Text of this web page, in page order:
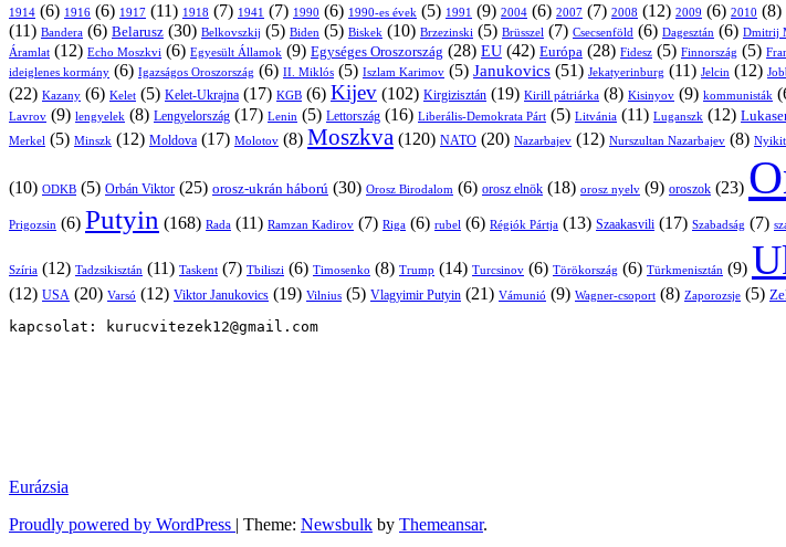
1914 (6) 1916 (6) 1917 (11) 1918 (7) 1941 (7) 1990 (6) 1990-es évek (5) 1991 (9) 2004 (6) 2007 (7) 2008 (12) 2009 (6) 2010 (8)
(11) Bandera (6) Belarusz (30) Belkovszkij (5) Biden (5) Biskek (10) Brzezinski (5) Brüsszel (7) Csecsenföld (6) Dagesztán (6) Dmitrij
Áramlat (12) Echo Moszkvi (6) Egyesült Államok (9) Egységes Oroszország (28) EU (42) Európa (28) Fidesz (5) Finnország (5)
ideiglenes kormány (6) Igazságos Oroszország (6) II. Miklós (5) Iszlam Karimov (5) Janukovics (51) Jekatyerinburg (11) Jelcin (12)
(22) Kazany (6) Kelet (5) Kelet-Ukrajna (17) KGB (6) Kijev (102) Kirgizisztán (19) Kirill pátriárka (8) Kisinyov (9) kommunisták
Lavrov (9) lengyelek (8) Lengyelország (17) Lenin (5) Lettország (16) Liberális-Demokrata Párt (5) Litvánia (11) Luganszk (12)
Merkel (5) Minszk (12) Moldova (17) Molotov (8) Moszkva (120) NATO (20) Nazarbajev (12) Nurszultan Nazarbajev (8)
(10) ODKB (5) Orbán Viktor (25) orosz-ukrán háború (30) Orosz Birodalom (6) orosz elnök (18) orosz nyelv (9) oroszok (23)
Prigozsin (6) Putyin (168) Rada (11) Ramzan Kadirov (7) Riga (6) rubel (6) Régiók Pártja (13) Szaakasvili (17) Szabadság (7)
Szíria (12) Tadzsikisztán (11) Taskent (7) Tbiliszi (6) Timosenko (8) Trump (14) Turcsinov (6) Törökország (6) Türkmenisztán (9)
(12) USA (20) Varsó (12) Viktor Janukovics (19) Vilnius (5) Vlagyimir Putyin (21) Vámunió (9) Wagner-csoport (8) Zaporozsje (5)
kapcsolat: kurucvitezek12@gmail.com
Eurázsia
Proudly powered by WordPress
Theme: Newsbulk by Themeansar.